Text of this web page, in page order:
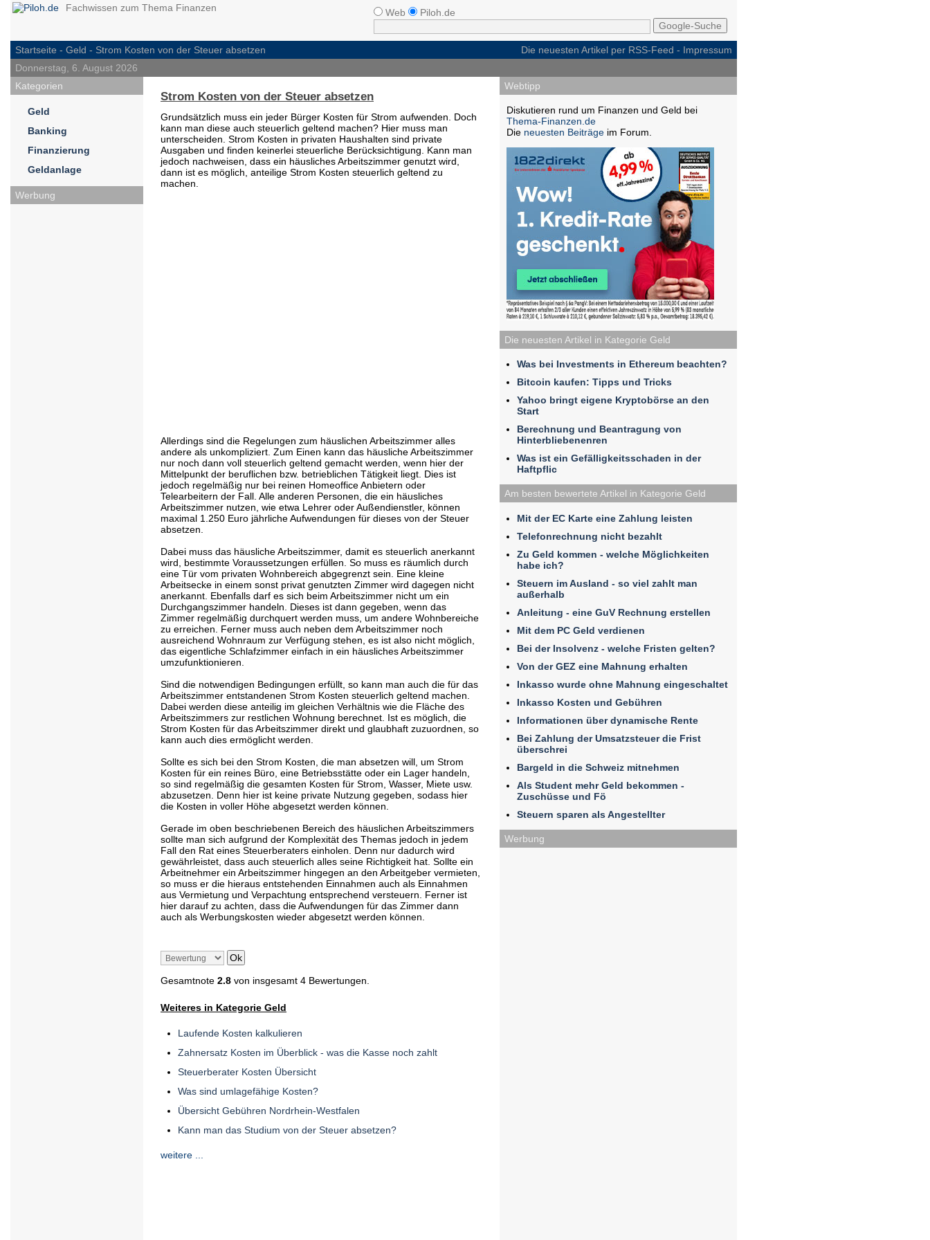
Fachwissen zum Thema Finanzen Web Piloh.de
Startseite - Geld - Strom Kosten von der Steuer absetzen Die neuesten Artikel per RSS-Feed - Impressum
Donnerstag, 6. August 2026
Kategorien
Geld
Banking
Finanzierung
Geldanlage
Werbung
Strom Kosten von der Steuer absetzen
Grundsätzlich muss ein jeder Bürger Kosten für Strom aufwenden. Doch
kann man diese auch steuerlich geltend machen? Hier muss man
unterscheiden. Strom Kosten in privaten Haushalten sind private
Ausgaben und finden keinerlei steuerliche Berücksichtigung. Kann man
jedoch nachweisen, dass ein häusliches Arbeitszimmer genutzt wird,
dann ist es möglich, anteilige Strom Kosten steuerlich geltend zu
machen.
Allerdings sind die Regelungen zum häuslichen Arbeitszimmer alles
andere als unkompliziert. Zum Einen kann das häusliche Arbeitszimmer
nur noch dann voll steuerlich geltend gemacht werden, wenn hier der
Mittelpunkt der beruflichen bzw. betrieblichen Tätigkeit liegt. Dies ist
jedoch regelmäßig nur bei reinen Homeoffice Anbietern oder
Telearbeitern der Fall. Alle anderen Personen, die ein häusliches
Arbeitszimmer nutzen, wie etwa Lehrer oder Außendienstler, können
maximal 1.250 Euro jährliche Aufwendungen für dieses von der Steuer
absetzen.
Dabei muss das häusliche Arbeitszimmer, damit es steuerlich anerkannt
wird, bestimmte Voraussetzungen erfüllen. So muss es räumlich durch
eine Tür vom privaten Wohnbereich abgegrenzt sein. Eine kleine
Arbeitsecke in einem sonst privat genutzten Zimmer wird dagegen nicht
anerkannt. Ebenfalls darf es sich beim Arbeitszimmer nicht um ein
Durchgangszimmer handeln. Dieses ist dann gegeben, wenn das
Zimmer regelmäßig durchquert werden muss, um andere Wohnbereiche
zu erreichen. Ferner muss auch neben dem Arbeitszimmer noch
ausreichend Wohnraum zur Verfügung stehen, es ist also nicht möglich,
das eigentliche Schlafzimmer einfach in ein häusliches Arbeitszimmer
umzufunktionieren.
Sind die notwendigen Bedingungen erfüllt, so kann man auch die für das
Arbeitszimmer entstandenen Strom Kosten steuerlich geltend machen.
Dabei werden diese anteilig im gleichen Verhältnis wie die Fläche des
Arbeitszimmers zur restlichen Wohnung berechnet. Ist es möglich, die
Strom Kosten für das Arbeitszimmer direkt und glaubhaft zuzuordnen, so
kann auch dies ermöglicht werden.
Sollte es sich bei den Strom Kosten, die man absetzen will, um Strom
Kosten für ein reines Büro, eine Betriebsstätte oder ein Lager handeln,
so sind regelmäßig die gesamten Kosten für Strom, Wasser, Miete usw.
abzusetzen. Denn hier ist keine private Nutzung gegeben, sodass hier
die Kosten in voller Höhe abgesetzt werden können.
Gerade im oben beschriebenen Bereich des häuslichen Arbeitszimmers
sollte man sich aufgrund der Komplexität des Themas jedoch in jedem
Fall den Rat eines Steuerberaters einholen. Denn nur dadurch wird
gewährleistet, dass auch steuerlich alles seine Richtigkeit hat. Sollte ein
Arbeitnehmer ein Arbeitszimmer hingegen an den Arbeitgeber vermieten,
so muss er die hieraus entstehenden Einnahmen auch als Einnahmen
aus Vermietung und Verpachtung entsprechend versteuern. Ferner ist
hier darauf zu achten, dass die Aufwendungen für das Zimmer dann
auch als Werbungskosten wieder abgesetzt werden können.
Gesamtnote 2.8 von insgesamt 4 Bewertungen.
Weiteres in Kategorie Geld
Laufende Kosten kalkulieren
Zahnersatz Kosten im Überblick - was die Kasse noch zahlt
Steuerberater Kosten Übersicht
Was sind umlagefähige Kosten?
Übersicht Gebühren Nordrhein-Westfalen
Kann man das Studium von der Steuer absetzen?
weitere ...
Webtipp
Diskutieren rund um Finanzen und Geld bei
Thema-Finanzen.de
Die neuesten Beiträgeim Forum.
Die neuesten Artikel in Kategorie Geld
Was bei Investments in Ethereum beachten?
Bitcoin kaufen: Tipps und Tricks
Yahoo bringt eigene Kryptobörse an den
Start
Berechnung und Beantragung von
Hinterbliebenenren
Was ist ein Gefälligkeitsschaden in der
Haftpflic
Am besten bewertete Artikel in Kategorie Geld
Mit der EC Karte eine Zahlung leisten
Telefonrechnung nicht bezahlt
Zu Geld kommen - welche Möglichkeiten
habe ich?
Steuern im Ausland - so viel zahlt man
außerhalb
Anleitung - eine GuV Rechnung erstellen
Mit dem PC Geld verdienen
Bei der Insolvenz - welche Fristen gelten?
Von der GEZ eine Mahnung erhalten
Inkasso wurde ohne Mahnung eingeschaltet
Inkasso Kosten und Gebühren
Informationen über dynamische Rente
Bei Zahlung der Umsatzsteuer die Frist
überschrei
Bargeld in die Schweiz mitnehmen
Als Student mehr Geld bekommen -
Zuschüsse und Fö
Steuern sparen als Angestellter
Werbung